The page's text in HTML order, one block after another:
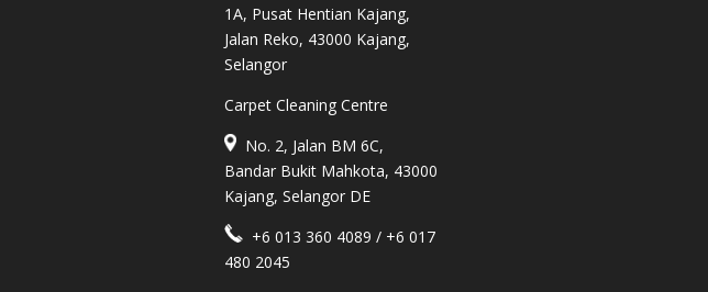
1A, Pusat Hentian Kajang,
Jalan Reko, 43000 Kajang,
Selangor
Carpet Cleaning Centre
No. 2, Jalan BM 6C,
Bandar Bukit Mahkota, 43000
Kajang, Selangor DE
+6 013 360 4089 / +6 017
480 2045